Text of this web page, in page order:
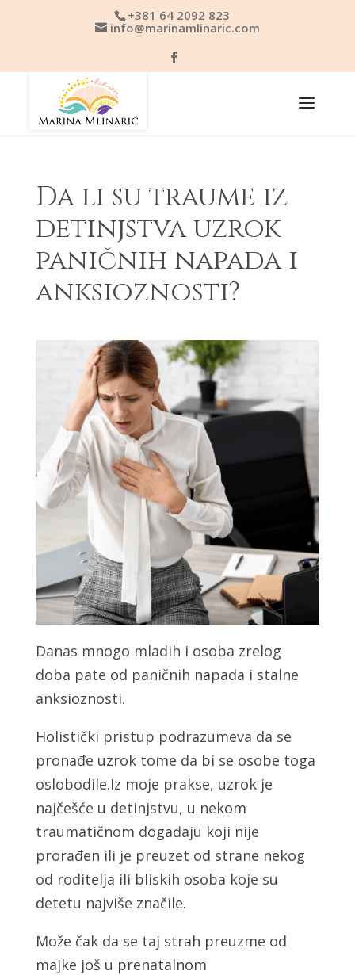
+381 64 2092 823
info@marinamlinaric.com
Da li su traume iz
detinjstva uzrok
paničnih napada i
anksioznosti?
Danas mnogo mladih i osoba zrelog
doba pate od paničnih napada i stalne
anksioznosti.
Holistički pristup podrazumeva da se
pronađe uzrok tome da bi se osobe toga
oslobodile.Iz moje prakse, uzrok je
najčešće u detinjstvu, u nekom
traumatičnom događaju koji nije
prorađen ili je preuzet od strane nekog
od roditelja ili bliskih osoba koje su
detetu najviše značile.
Može čak da se taj strah preuzme od
majke još u prenatalnom